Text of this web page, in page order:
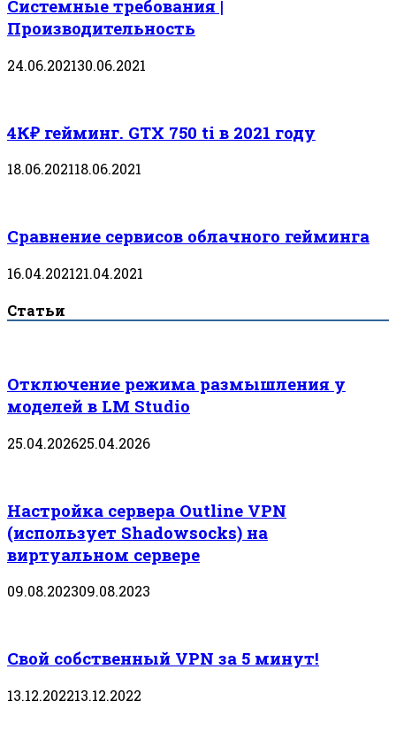
Системные требования |
Производительность
24.06.202130.06.2021
4К₽ гейминг. GTX 750 ti в 2021 году
18.06.202118.06.2021
Сравнение сервисов облачного гейминга
16.04.202121.04.2021
Статьи
Отключение режима размышления у
моделей в LM Studio
25.04.202625.04.2026
Настройка сервера Outline VPN
(использует Shadowsocks) на
виртуальном сервере
09.08.202309.08.2023
Свой собственный VPN за 5 минут!
13.12.202213.12.2022